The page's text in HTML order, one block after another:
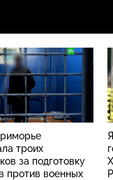
троих
за подготовку
против военных